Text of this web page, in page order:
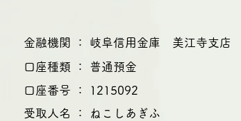
​金融機関 ： 岐阜信用金庫 美江寺支店
口座番号 ： 1215092
口座種類 ： 普通預金
受取人名 ： ねこしあぎふ